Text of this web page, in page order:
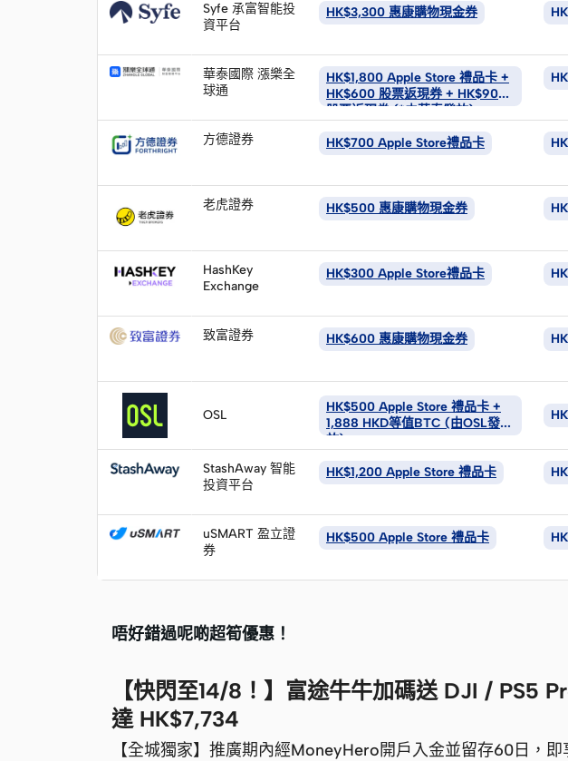
申
Syfe 承富智能投
資平台
HK$3,300 惠康購物現金券
即
申
華泰國際 漲樂全
球通
HK$1,800 Apple Store 禮品卡 +
HK$600 股票返現券 + HK$900
股票返現券 (*由華泰發放)
申
方德證券 HK$700 Apple Store禮品卡
申
老虎證券 HK$500 惠康購物現金券
申
HashKey
Exchange
HK$300 Apple Store禮品卡
即
申
致富證券 HK$600 惠康購物現金券
立
OSL
HK$500 Apple Store 禮品卡 +
1,888 HKD等值BTC (由OSL發
放)
申
StashAway 智能
投資平台
HK$1,200 Apple Store 禮品卡
申
uSMART 盈立證
券
HK$500 Apple Store 禮品卡
唔好錯過呢啲超筍優惠！
【快閃至14/8！】富途牛牛加碼送 DJI / PS5
達 HK$7,734
【全城獨家】推廣期內經MoneyHero開戶入金並留存60日，